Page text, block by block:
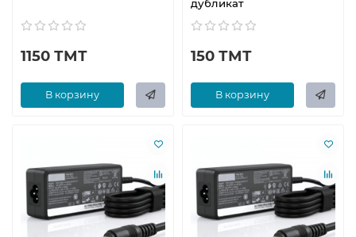
1150 ТМТ
В корзину
дубликат
150 ТМТ
В корзину